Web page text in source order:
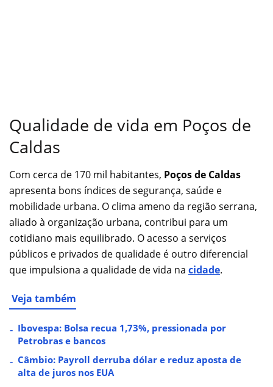
Qualidade de vida em Poços de
Caldas
Com cerca de 170 mil habitantes, Poços de Caldas
apresenta bons índices de segurança, saúde e
mobilidade urbana. O clima ameno da região serrana,
aliado à organização urbana, contribui para um
cotidiano mais equilibrado. O acesso a serviços
públicos e privados de qualidade é outro diferencial
que impulsiona a qualidade de vida na cidade.
Veja também
Ibovespa: Bolsa recua 1,73%, pressionada por
Petrobras e bancos
Câmbio: Payroll derruba dólar e reduz aposta de
alta de juros nos EUA